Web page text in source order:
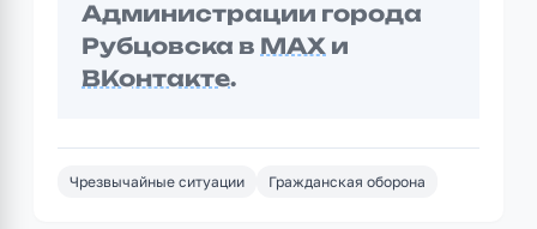
Администрации города
Рубцовска в MAX и
ВКонтакте.
Чрезвычайные ситуации Гражданская оборона